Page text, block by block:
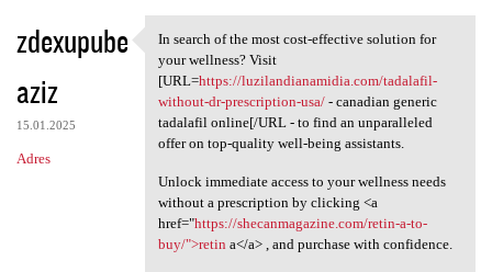
zdexupube
aziz
15.01.2025
Adres
In search of the most cost
In search of the most cost-effective solution for
your wellness? Visit
[URL=https://luzilandianamidia.com/tadalafil-
without-dr-prescription-usa/- canadian generic
tadalafil online[/URL - to find an unparalleled
offer on top-quality well-being assistants.
Unlock immediate access to your wellness needs
without a prescription by clicking <a
href="https://shecanmagazine.com/retin-a-to-
buy/">retin a</a> , and purchase with confidence.